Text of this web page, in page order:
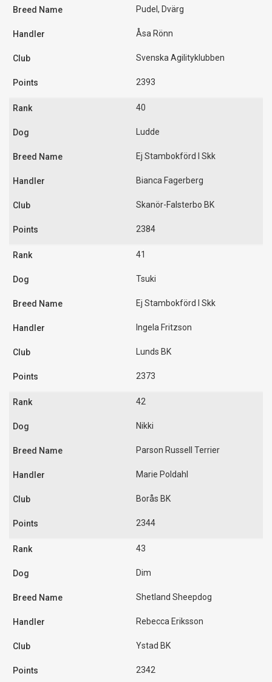
Pudel, Dvärg
Åsa Rönn
Svenska Agilityklubben
2393
40
Ludde
Ej Stambokförd I Skk
Bianca Fagerberg
Skanör-Falsterbo BK
2384
41
Tsuki
Ej Stambokförd I Skk
Ingela Fritzson
Lunds BK
2373
42
Nikki
Parson Russell Terrier
Marie Poldahl
Borås BK
2344
43
Dim
Shetland Sheepdog
Rebecca Eriksson
Ystad BK
2342